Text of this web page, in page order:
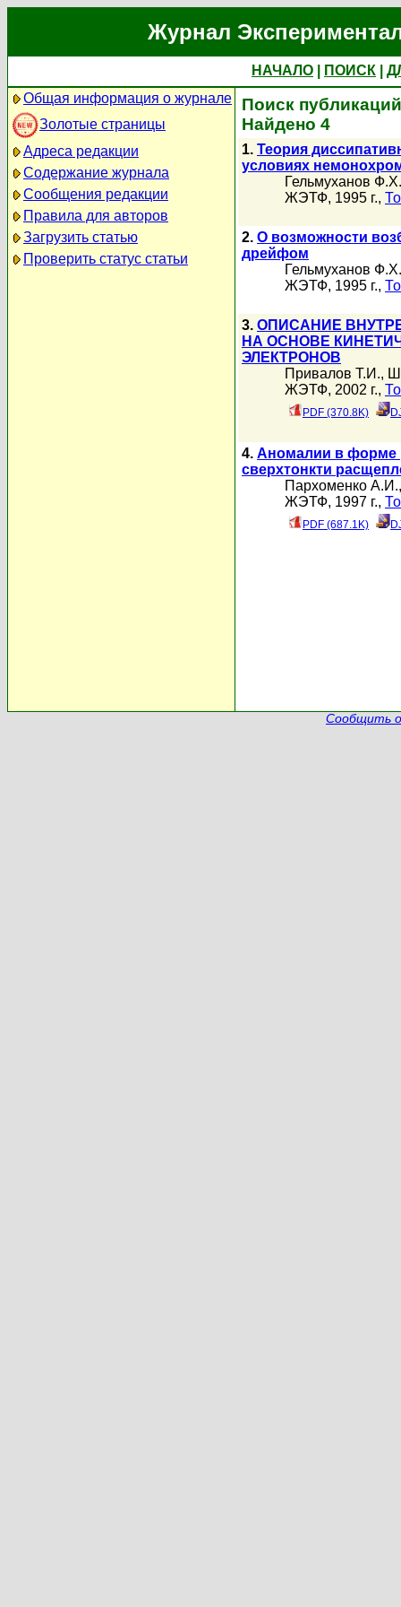
Журнал
НАЧАЛО ПОИСК
Общая информация о журнале
Золотые страницы
Адреса редакции
Содержание журнала
Сообщения редакции
Правила для авторов
Загрузить статью
Проверить статус статьи
Поиск
Найдено 4
1. Теория
условиях
Гельмуханов Ф.Х.
ЖЭТФ, 1995 г.,
2. О возможности
дрейфом
Гельмуханов Ф.Х.
ЖЭТФ, 1995 г.,
3. ОПИСАНИЕ
НА ОСНОВЕ
ЭЛЕКТРОНОВ
Привалов Т.И.,
ЖЭТФ, 2002 г.,
PDF (370.8K)
4. Аномалии в форме
сверхтонкти
Пархоменко А.И.
ЖЭТФ, 1997 г.,
PDF (687.1K)
Сообщить о